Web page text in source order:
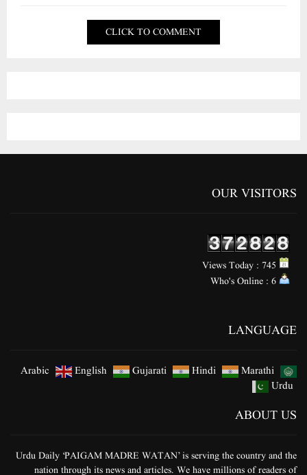
CLICK TO COMMENT
OUR VISITORS
LANGUAGE
Arabic English Gujarati Hindi
Marathi
Urdu
ABOUT US
Urdu Daily ‘PAIGAM MADRE WATAN’ is serving the country and the
nation through its news and articles. We have millions of readers of